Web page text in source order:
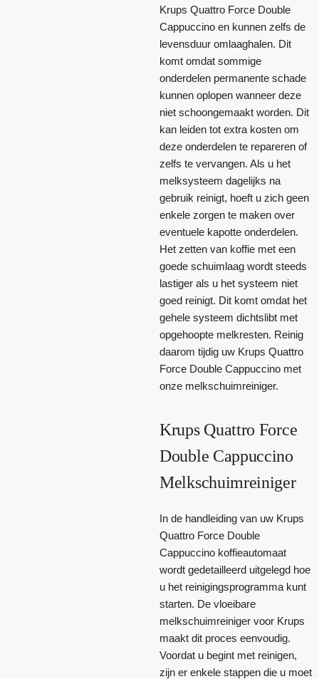
Krups Quattro Force Double
Cappuccino en kunnen zelfs de
levensduur omlaaghalen. Dit
komt omdat sommige
onderdelen permanente schade
kunnen oplopen wanneer deze
niet schoongemaakt worden. Dit
kan leiden tot extra kosten om
deze onderdelen te repareren of
zelfs te vervangen. Als u het
melksysteem dagelijks na
gebruik reinigt, hoeft u zich geen
enkele zorgen te maken over
eventuele kapotte onderdelen.
Het zetten van koffie met een
goede schuimlaag wordt steeds
lastiger als u het systeem niet
goed reinigt. Dit komt omdat het
gehele systeem dichtslibt met
opgehoopte melkresten. Reinig
daarom tijdig uw Krups Quattro
Force Double Cappuccino met
onze melkschuimreiniger.
Krups Quattro Force
Double Cappuccino
Melkschuimreiniger
In de handleiding van uw Krups
Quattro Force Double
Cappuccino koffieautomaat
wordt gedetailleerd uitgelegd hoe
u het reinigingsprogramma kunt
starten. De vloeibare
melkschuimreiniger voor Krups
maakt dit proces eenvoudig.
Voordat u begint met reinigen,
zijn er enkele stappen die u moet